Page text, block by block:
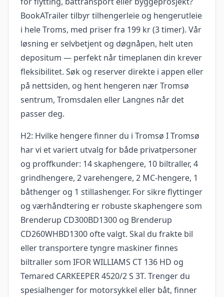
BookATrailer tilbyr tilhengerleie og hengerutleie
i hele Troms, med priser fra 199 kr (3 timer). Vår
løsning er selvbetjent og døgnåpen, helt uten
depositum — perfekt når timeplanen din krever
fleksibilitet. Søk og reserver direkte i appen eller
på nettsiden, og hent hengeren nær Tromsø
sentrum, Tromsdalen eller Langnes når det
passer deg.
H2: Hvilke hengere finner du i Tromsø I Tromsø
har vi et variert utvalg for både privatpersoner
og proffkunder: 14 skaphengere, 10 biltraller, 4
grindhengere, 2 varehengere, 2 MC-hengere, 1
båthenger og 1 stillashenger. For sikre flyttinger
og værhåndtering er robuste skaphengere som
Brenderup CD300BD1300 og Brenderup
CD260WHBD1300 ofte valgt. Skal du frakte bil
eller transportere tyngre maskiner finnes
biltraller som IFOR WILLIAMS CT 136 HD og
Temared CARKEEPER 4520/2 S 3T. Trenger du
spesialhenger for motorsykkel eller båt, finner